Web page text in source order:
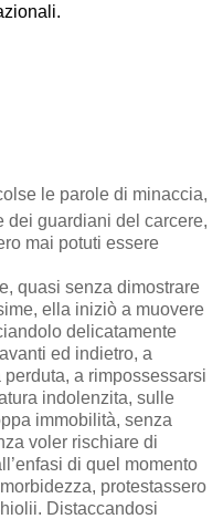
le parole di minaccia,
dei guardiani del carcere,
mai potuti essere
quasi senza dimostrare
ella iniziò a muovere
delicatamente
ed indietro, a
a rimpossessarsi
indolenzita, sulle
immobilità, senza
voler rischiare di
di quel momento
protestassero
Distaccandosi